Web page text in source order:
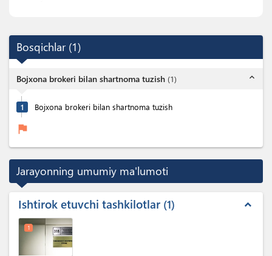
Bosqichlar (1)
Bojxona brokeri bilan shartnoma tuzish (1) expand_less
1 Bojxona brokeri bilan shartnoma tuzish
flag
Jarayonning umumiy ma'lumoti
Ishtirok etuvchi tashkilotlar 1 expand_less
1